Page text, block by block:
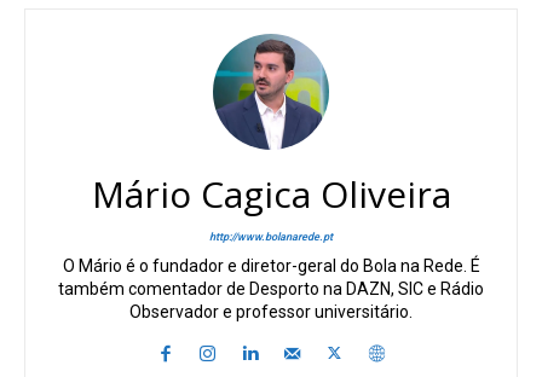
Mário Cagica Oliveira
http://www.bolanarede.pt
O Mário é o fundador e diretor-geral do Bola na Rede. É
também comentador de Desporto na DAZN, SIC e Rádio
Observador e professor universitário.